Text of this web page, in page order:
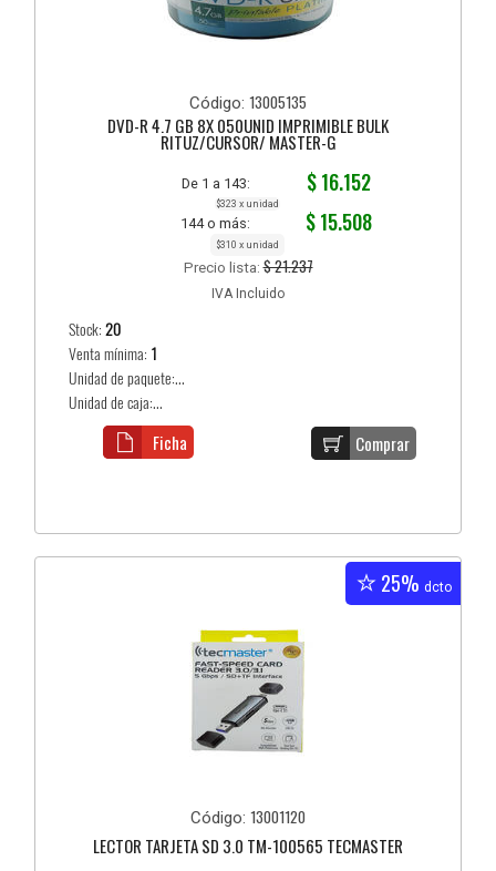
Código: 13005135
DVD-R 4.7 GB 8X 050UNID IMPRIMIBLE BULK
RITUZ/CURSOR/ MASTER-G
De 1 a 143: $ 16.152
$323 x unidad
144 o más: $ 15.508
$310 x unidad
Precio lista:$ 21.237
IVA Incluido
Stock:20
Venta mínima: 1
Unidad de paquete:...
Unidad de caja:...
Comprar
Ficha
25% dcto
Código: 13001120
LECTOR TARJETA SD 3.0 TM-100565 TECMASTER